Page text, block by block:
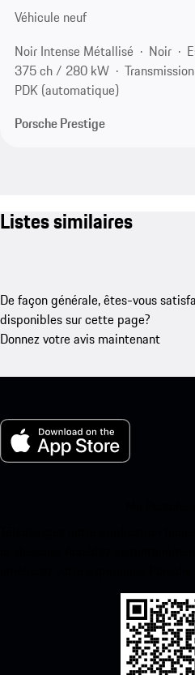
Véhicule neuf
Noir Intense Métallisé
Noir
375 ch / 280 kW
PDK (automatique)
Porsche Prestige
Listes similaires
De façon générale, êtes-vous
disponibles sur cette page?
Donnez votre avis maintenant